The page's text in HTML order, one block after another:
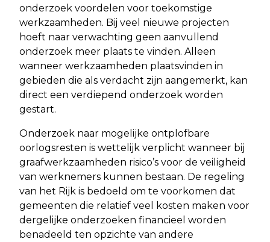
onderzoek voordelen voor toekomstige
werkzaamheden. Bij veel nieuwe projecten
hoeft naar verwachting geen aanvullend
onderzoek meer plaats te vinden. Alleen
wanneer werkzaamheden plaatsvinden in
gebieden die als verdacht zijn aangemerkt, kan
direct een verdiepend onderzoek worden
gestart.
Onderzoek naar mogelijke ontplofbare
oorlogsresten is wettelijk verplicht wanneer bij
graafwerkzaamheden risico’s voor de veiligheid
van werknemers kunnen bestaan. De regeling
van het Rijk is bedoeld om te voorkomen dat
gemeenten die relatief veel kosten maken voor
dergelijke onderzoeken financieel worden
benadeeld ten opzichte van andere